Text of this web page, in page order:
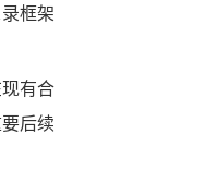
框架
有合
后续